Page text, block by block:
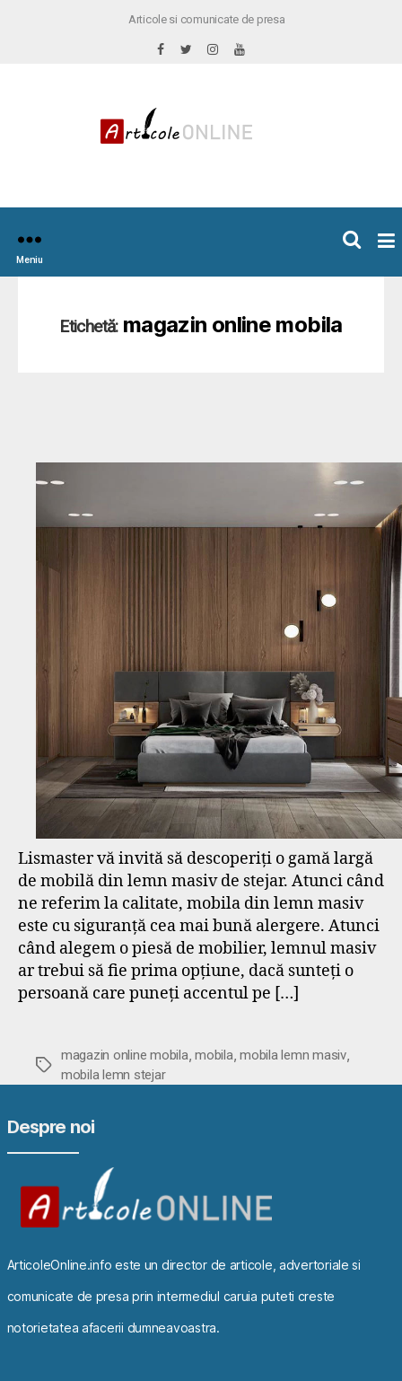
Articole si comunicate de presa
Meniu
Etichetă: magazin online mobila
Lismaster vă invită să descoperiți o gamă largă
de mobilă din lemn masiv de stejar. Atunci când
ne referim la calitate, mobila din lemn masiv
este cu siguranță cea mai bună alergere. Atunci
când alegem o piesă de mobilier, lemnul masiv
ar trebui să fie prima opțiune, dacă sunteți o
persoană care puneți accentul pe […]
Etichete
magazin online mobila,mobila,mobila lemn masiv,
mobila lemn stejar
Despre noi
ArticoleOnline.info este un director de articole, advertoriale si
comunicate de presa prin intermediul caruia puteti creste
notorietatea afacerii dumneavoastra.